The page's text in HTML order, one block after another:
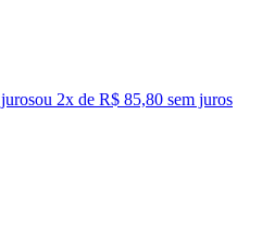
ou 2x de R$ 85,80 sem juros